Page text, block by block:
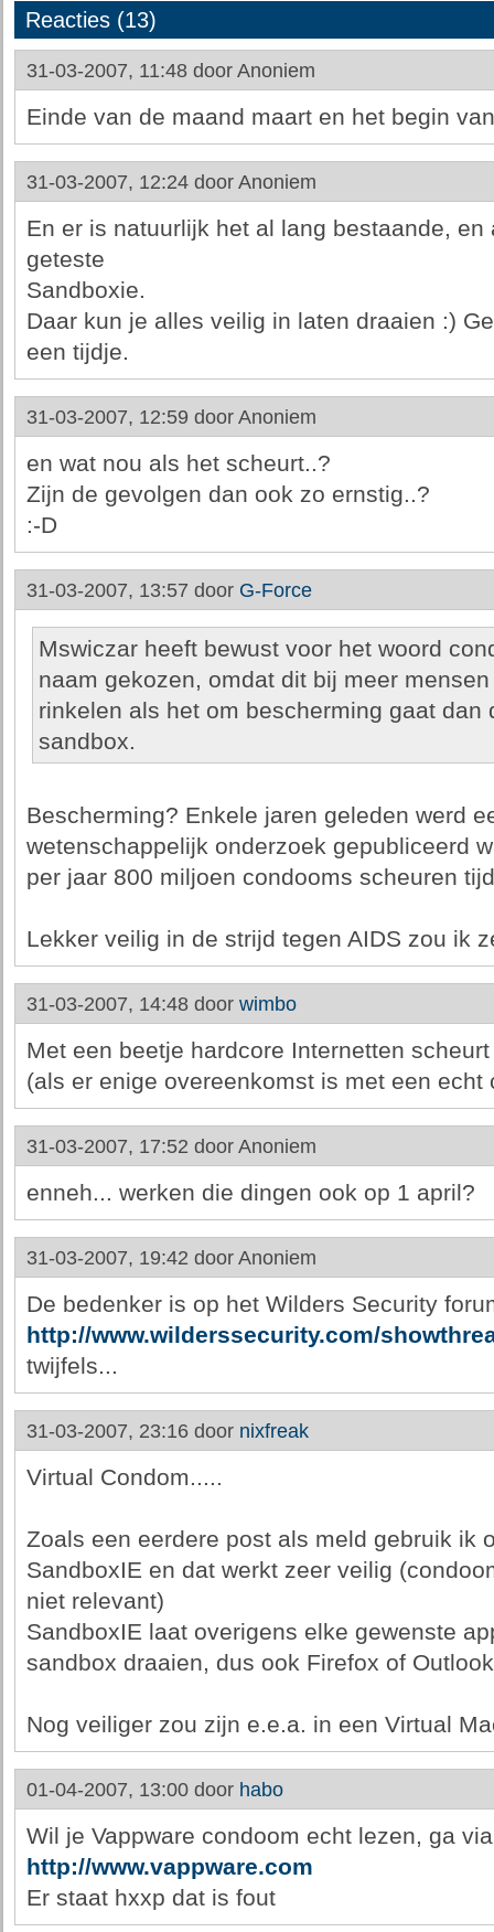
Reacties (13)
31-03-2007, 11:48 door Anoniem
Einde van de maand maart en het begin
31-03-2007, 12:24 door Anoniem
En er is natuurlijk het al lang bestaande, en
geteste
Sandboxie.
Daar kun je alles veilig in laten draaien :)
een tijdje.
31-03-2007, 12:59 door Anoniem
en wat nou als het scheurt..?
Zijn de gevolgen dan ook zo ernstig..?
:-D
31-03-2007, 13:57 door G-Force
Mswiczar heeft bewust voor het woord
naam gekozen, omdat dit bij meer
rinkelen als het om bescherming gaat dan
sandbox.
Bescherming? Enkele jaren geleden werd
wetenschappelijk onderzoek gepubliceerd
per jaar 800 miljoen condooms scheuren
Lekker veilig in de strijd tegen AIDS zou ik
31-03-2007, 14:48 door wimbo
Met een beetje hardcore Internetten
(als er enige overeenkomst is met een echt
31-03-2007, 17:52 door Anoniem
enneh... werken die dingen ook op 1 april?
31-03-2007, 19:42 door Anoniem
De bedenker is op het Wilders Security
http://www.wilderssecurity.com/
twijfels...
31-03-2007, 23:16 door nixfreak
Virtual Condom.....
Zoals een eerdere post als meld gebruik ik
SandboxIE en dat werkt zeer veilig
niet relevant)
SandboxIE laat overigens elke gewenste
sandbox draaien, dus ook Firefox of
Nog veiliger zou zijn e.e.a. in een Virtual
01-04-2007, 13:00 door habo
Wil je Vappware condoom echt lezen, ga
http://www.vappware.com
Er staat hxxp dat is fout